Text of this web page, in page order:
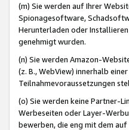
(m) Sie werden auf Ihrer
Spionagesoftware,
Herunterladen oder
genehmigt wurden.
(n) Sie werden Amazon-
(z. B., WebView) innerhalb
Teilnahmevoraussetzungen
(o) Sie werden keine Partner-
Werbeseiten oder Layer-
bewerben, die eng mit dem